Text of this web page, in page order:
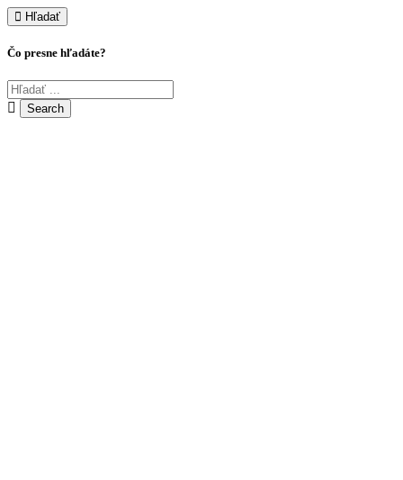
Hľadať
Čo presne hľadáte?